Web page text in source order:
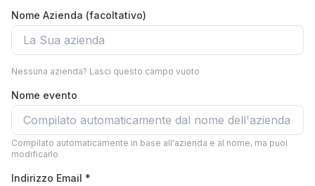
Nome Azienda (facoltativo)
Nessuna azienda? Lasci questo campo vuoto
Nome evento
Compilato automaticamente in base all'azienda e al nome, ma puoi
modificarlo
Indirizzo Email *